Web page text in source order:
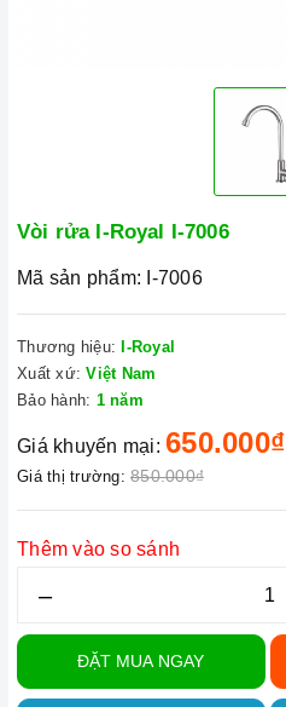
Vòi rửa I-Royal I-7006
Mã sản phẩm: I-7006
Thương hiệu:
I-Royal
Xuất xứ: Việt Nam
Bảo hành: 1 năm
Giá khuyến mại: 650.000₫
Giá thị trường: 850.000₫
Thêm vào so sánh
–
ĐẶT MUA NGAY